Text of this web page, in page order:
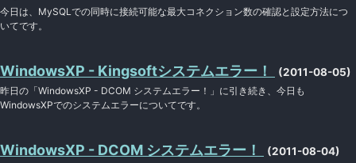
今日は、MySQLでの同時に接続可能な最大コネクション数の確認と設定方法につ
いてです。
WindowsXP - Kingsoftシステムエラー！ (2011-08-05)
昨日の「WindowsXP - DCOM システムエラー！」に引き続き、今日も
WindowsXPでのシステムエラーについてです。
WindowsXP - DCOM システムエラー！ (2011-08-04)